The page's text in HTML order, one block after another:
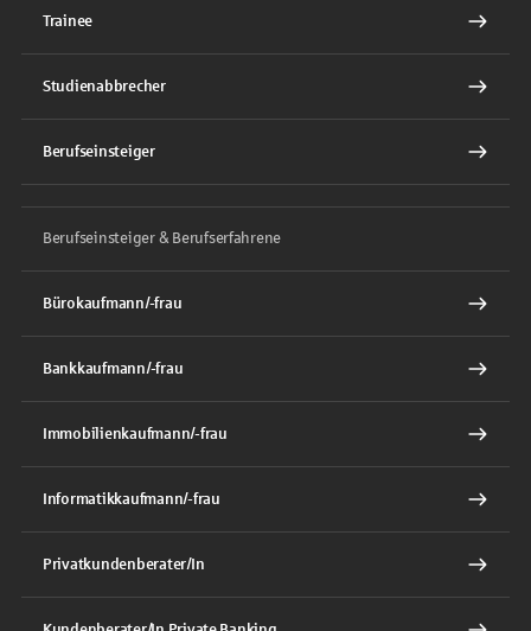
Trainee
Studienabbrecher
Berufseinsteiger
Berufseinsteiger & Berufserfahrene
Bürokaufmann/-frau
Bankkaufmann/-frau
Immobilienkaufmann/-frau
Informatikkaufmann/-frau
Privatkundenberater/In